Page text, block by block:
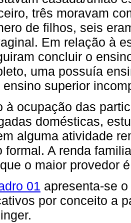
três moravam
de filhos, seis
Em relação à
concluir o
uma possuía
ensino superior
à ocupação das
domésticas,
alguma atividade
formal. A renda
o maior provedor
01 apresenta-se
por conceito a